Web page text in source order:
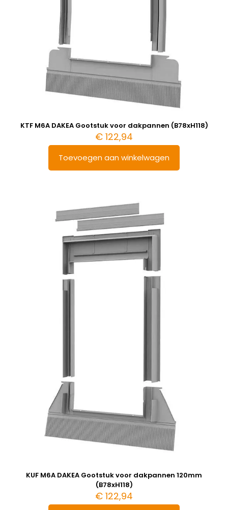
KTF M6A DAKEA Gootstuk voor dakpannen (B78xH118)
€ 122,94
Toevoegen aan winkelwagen
KUF M6A DAKEA Gootstuk voor dakpannen 120mm
(B78xH118)
€ 122,94